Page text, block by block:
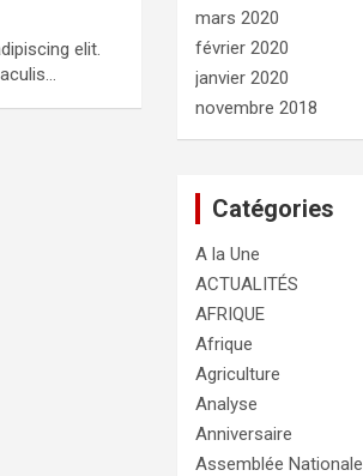
elit.
mars 2020
février 2020
janvier 2020
novembre 2018
Catégories
A la Une
ACTUALITÉS
AFRIQUE
Afrique
Agriculture
Analyse
Anniversaire
Assemblée Nationale